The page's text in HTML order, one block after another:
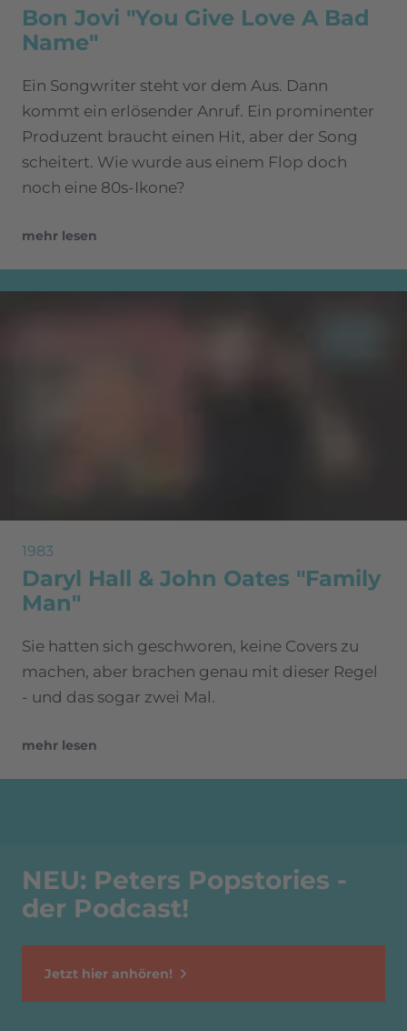
Bon Jovi "You Give Love A Bad
Name"
Ein Songwriter steht vor dem Aus. Dann
kommt ein erlösender Anruf. Ein prominenter
Produzent braucht einen Hit, aber der Song
scheitert. Wie wurde aus einem Flop doch
noch eine 80s-Ikone?
mehr lesen
1983
Daryl Hall & John Oates "Family
Man"
Sie hatten sich geschworen, keine Covers zu
machen, aber brachen genau mit dieser Regel
- und das sogar zwei Mal.
mehr lesen
NEU: Peters Popstories -
der Podcast!
Jetzt hier anhören!